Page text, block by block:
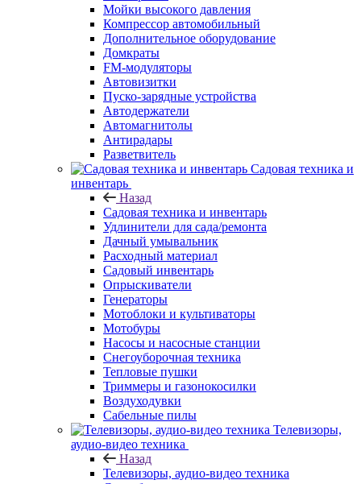
Мойки высокого давления
Компрессор автомобильный
Дополнительное оборудование
Домкраты
FM-модуляторы
Автовизитки
Пуско-зарядные устройства
Автодержатели
Автомагнитолы
Антирадары
Разветвитель
Садовая техника и
инвентарь
Назад
Садовая техника и инвентарь
Удлинители для сада/ремонта
Дачный умывальник
Расходный материал
Садовый инвентарь
Опрыскиватели
Генераторы
Мотоблоки и культиваторы
Мотобуры
Насосы и насосные станции
Снегоуборочная техника
Тепловые пушки
Триммеры и газонокосилки
Воздуходувки
Сабельные пилы
Телевизоры,
аудио-видео техника
Назад
Телевизоры, аудио-видео техника